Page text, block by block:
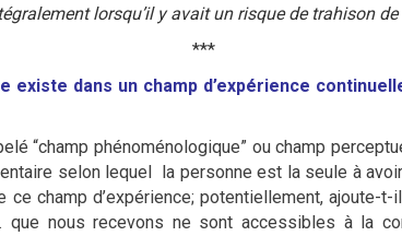
lorsqu’il y avait un risque de trahison de
***
existe dans un champ d’expérience
“champ phénoménologique” ou champ
selon lequel la personne est la seule à
ce champ d’expérience; potentiellement, ajoute-
que nous recevons ne sont accessibles à la